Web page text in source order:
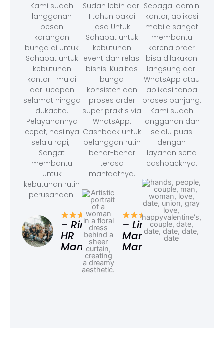
Kami sudah
langganan
pesan
karangan
bunga di Untuk
Sahabat untuk
kebutuhan
kantor—mulai
dari ucapan
selamat hingga
dukacita.
Pelayanannya
cepat, hasilnya
selalu rapi, .
Sangat
membantu
untuk
kebutuhan rutin
perusahaan.
– Rina,
HR
Manager
Sudah lebih dari
1 tahun pakai
jasa Untuk
Sahabat untuk
kebutuhan
event dan relasi
bisnis. Kualitas
bunga
konsisten dan
proses order
super praktis via
WhatsApp.
Cashback untuk
pelanggan rutin
benar-benar
terasa
manfaatnya.
– Linda,
Marketing
Manager
Sebagai admin
kantor, aplikasi
mobile sangat
membantu
karena order
bisa dilakukan
langsung dari
WhatsApp atau
aplikasi tanpa
proses panjang.
Kami sudah
langganan dan
selalu puas
dengan
layanan serta
cashbacknya.